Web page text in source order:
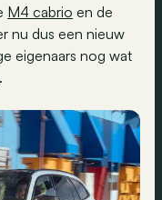
M4 cabrio en de
nu dus een nieuw
eigenaars nog wat